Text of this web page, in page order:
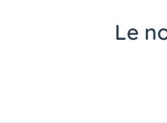
Le